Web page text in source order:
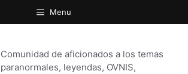
Menu
Comunidad de aficionados a los temas
paranormales, leyendas, OVNIS,